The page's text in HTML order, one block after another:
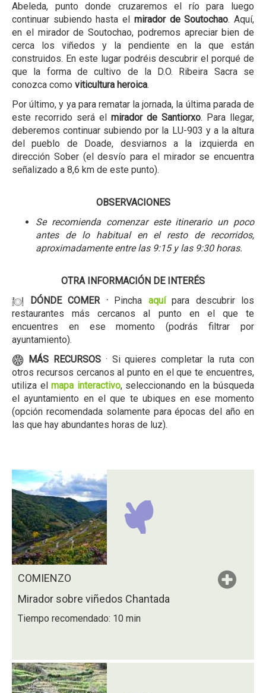
Abeleda, punto donde cruzaremos el río para luego
continuar subiendo hasta el mirador de Soutochao. Aquí,
en el mirador de Soutochao, podremos apreciar bien de
cerca los viñedos y la pendiente en la que están
construidos. En este lugar podréis descubrir el porqué de
que la forma de cultivo de la D.O. Ribeira Sacra se
conozca como viticultura heroica.
Por último, y ya para rematar la jornada, la última parada de
este recorrido será el mirador de Santiorxo. Para llegar,
deberemos continuar subiendo por la LU-903 y a la altura
del pueblo de Doade, desviarnos a la izquierda en
dirección Sober (el desvío para el mirador se encuentra
señalizado a 8,6 km de este punto).
OBSERVACIONES
Se recomienda comenzar este itinerario un poco
antes de lo habitual en el resto de recorridos,
aproximadamente entre las 9:15 y las 9:30 horas.
OTRA INFORMACIÓN DE INTERÉS
DÓNDE COMER · Pincha aquípara descubrir los
restaurantes más cercanos al punto en el que te
encuentres en ese momento (podrás filtrar por
ayuntamiento).
MÁS RECURSOS· Si quieres completar la ruta con
otros recursos cercanos al punto en el que te encuentres,
utiliza elmapa interactivo, seleccionando en la búsqueda
el ayuntamiento en el que te ubiques en ese momento
(opción recomendada solamente para épocas del año en
las que hay abundantes horas de luz).
COMIENZO
Mirador sobre viñedos Chantada
Tiempo recomendado: 10 min